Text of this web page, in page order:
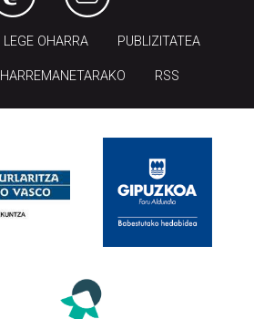
LEGE OHARRA PUBLIZITATEA
HARREMANETARAKO RSS